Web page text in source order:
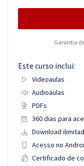
Garantia
Este curso inclui:
Videoaulas
Audioaulas
PDFs
360 dias para
Download
Acesso no
Certificado de